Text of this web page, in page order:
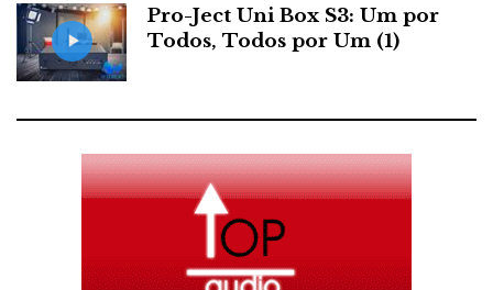
Pro-Ject Uni Box S3: Um por
Todos, Todos por Um (1)